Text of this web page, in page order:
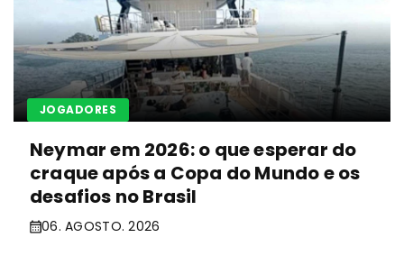
JOGADORES
Neymar em 2026: o que esperar do
craque após a Copa do Mundo e os
desafios no Brasil
06. AGOSTO. 2026